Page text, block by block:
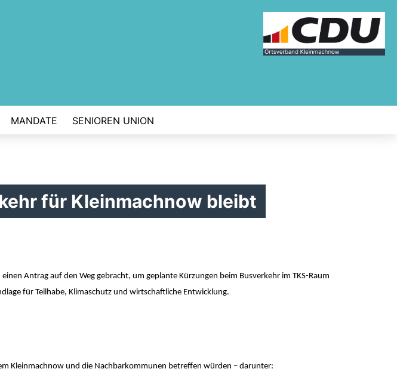
MANDATE SENIOREN UNION
für Kleinmachnow bleibt
Antrag auf den Weg gebracht, um geplante Kürzungen beim Busverkehr im TKS-Raum
für Teilhabe, Klimaschutz und wirtschaftliche Entwicklung.
Kleinmachnow und die Nachbarkommunen betreffen würden – darunter: